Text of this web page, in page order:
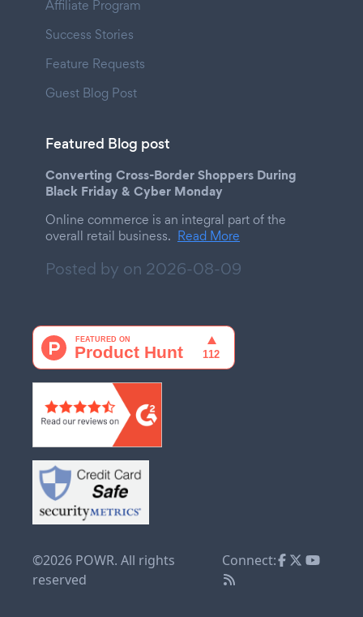
Affiliate Program
Success Stories
Feature Requests
Guest Blog Post
Featured Blog post
Converting Cross-Border Shoppers During
Black Friday & Cyber Monday
Online commerce is an integral part of the
overall retail business. Read More
Posted by on 2026-08-09
©2026 POWR. All rights
reserved
Connect: